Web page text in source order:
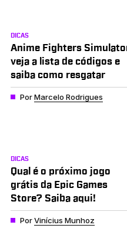
DICAS
Anime Fighters
veja a lista de códigos e
saiba como resgatar
PorMarcelo Rodrigues
DICAS
Qual é o próximo jogo
grátis da Epic Games
Store? Saiba aqui!
PorVinícius Munhoz